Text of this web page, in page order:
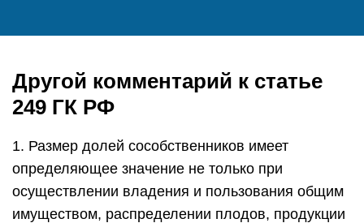
Другой комментарий к статье
249 ГК РФ
1. Размер долей сособственников имеет
определяющее значение не только при
осуществлении владения и пользования общим
имуществом, распределении плодов, продукции